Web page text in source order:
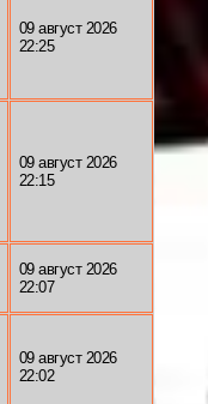
09 август 2026
22:25
09 август 2026
22:15
09 август 2026
22:07
09 август 2026
22:02